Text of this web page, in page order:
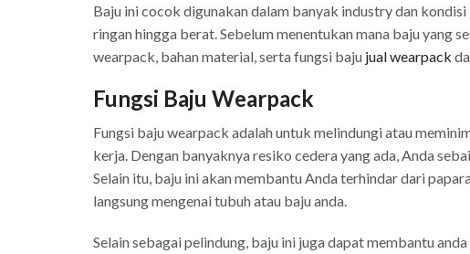
Baju ini cocok digunakan dalam banyak industry dan
ringan hingga berat. Sebelum menentukan mana baju yang
wearpack, bahan material, serta fungsi baju jual wearpack
Fungsi Baju Wearpack
Fungsi baju wearpack adalah untuk melindungi atau
kerja. Dengan banyaknya resiko cedera yang ada, Anda
Selain itu, baju ini akan membantu Anda terhindar dari
langsung mengenai tubuh atau baju anda.
Selain sebagai pelindung, baju ini juga dapat membantu